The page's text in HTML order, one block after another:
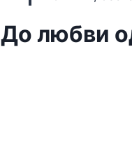
До любви